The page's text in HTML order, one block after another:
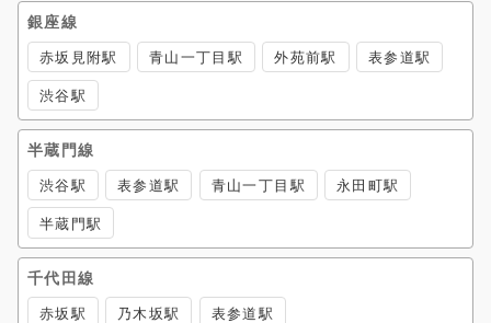
銀座線
赤坂見附駅 青山一丁目駅 外苑前駅 表参道駅
渋谷駅
半蔵門線
渋谷駅 表参道駅 青山一丁目駅 永田町駅
半蔵門駅
千代田線
赤坂駅 乃木坂駅 表参道駅